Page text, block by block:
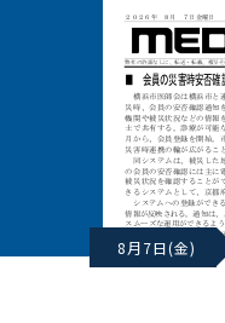
8月7日(金)